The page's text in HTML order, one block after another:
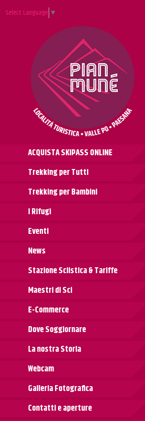
Select Language ▼
ACQUISTA SKIPASS ONLINE
Trekking per Tutti
Trekking per Bambini
I Rifugi
Eventi
News
Stazione Sciistica & Tariffe
Maestri di Sci
E-Commerce
Dove Soggiornare
La nostra Storia
Webcam
Galleria Fotografica
Contatti e aperture